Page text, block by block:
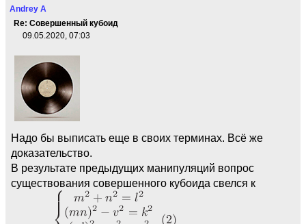
Andrey A
Re: Совершенный кубоид
09.05.2020, 07:03
Надо бы выписать еще в своих терминах. Всё же
доказательство.
В результате предыдущих манипуляций вопрос
существования совершенного кубоида свелся к